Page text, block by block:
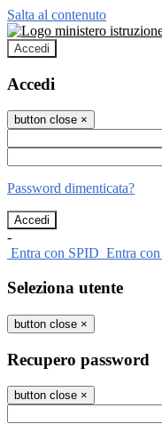
Salta al contenuto
Accedi
Accedi
button close ×
Password dimenticata?
-
Entra con SPID Entra
Seleziona utente
button close ×
Recupero password
button close ×